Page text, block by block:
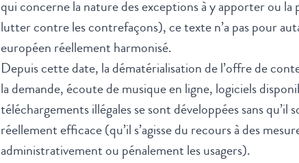
qui concerne la nature des exceptions à y apporter ou
lutter contre les contrefaçons), ce texte n’a pas pour
européen réellement harmonisé.
Depuis cette date, la dématérialisation de l’offre de
la demande, écoute de musique en ligne, logiciels
téléchargements illégales se sont développées sans
réellement efficace (qu’il s’agisse du recours à des
administrativement ou pénalement les usagers).